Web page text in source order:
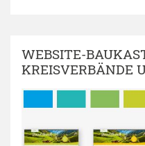
WEBSITE-
KREISVERBÄNDE